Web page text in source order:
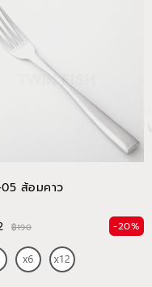
ส้อมคาว
฿190 -20%